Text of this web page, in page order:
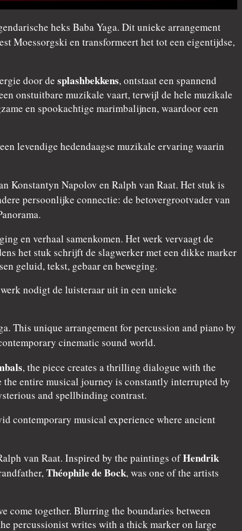
heks Baba Yaga. Dit unieke arrangement
Moessorgski en transformeert het tot een eigentijdse,
door de splashbekkens, ontstaat een spannend
onstuitbare muzikale vaart, terwijl de hele muzikale
en spookachtige marimbalijnen, waardoor een
levendige hedendaagse muzikale ervaring waarin
Konstantyn Napolov en Ralph van Raat. Het stuk is
persoonlijke connectie: de betovergrootvader van
en verhaal samenkomen. Het werk vervaagt de
het stuk schrijft de slagwerker met een dikke marker
geluid, tekst, gebaar en beweging.
nodigt de luisteraar uit in een unieke
This unique arrangement for percussion and piano by
cinematic sound world.
, the piece creates a thrilling dialogue with the
entire musical journey is constantly interrupted by
and spellbinding contrast.
contemporary musical experience where ancient
van Raat. Inspired by the paintings ofHendrik
Théophile de Bock, was one of the artists
come together. Blurring the boundaries between
percussionist writes with a thick marker on large